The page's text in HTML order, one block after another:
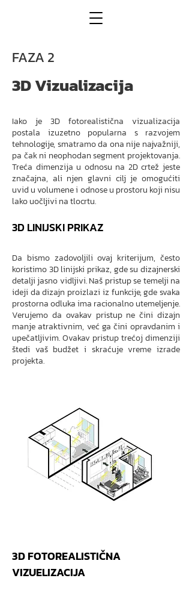
FAZA 2
3D Vizualizacija
Iako je 3D fotorealistična vizualizacija
postala izuzetno popularna s razvojem
tehnologije, smatramo da ona nije najvažniji,
pa čak ni neophodan segment projektovanja.
Treća dimenzija u odnosu na 2D crtež jeste
značajna, ali njen glavni cilj je omogućiti
uvid u volumene i odnose u prostoru koji nisu
lako uočljivi na tlocrtu.
3D LINIJSKI PRIKAZ
Da bismo zadovoljili ovaj kriterijum, često
koristimo 3D linijski prikaz, gde su dizajnerski
detalji jasno vidljivi. Naš pristup se temelji na
ideji da dizajn proizlazi iz funkcije, gde svaka
prostorna odluka ima racionalno utemeljenje.
Verujemo da ovakav pristup ne čini dizajn
manje atraktivnim, već ga čini opravdanim i
upečatljivim. Ovakav pristup trećoj dimenziji
štedi vaš budžet i skraćuje vreme izrade
projekta.
3D FOTOREALISTIČNA
VIZUELIZACIJA